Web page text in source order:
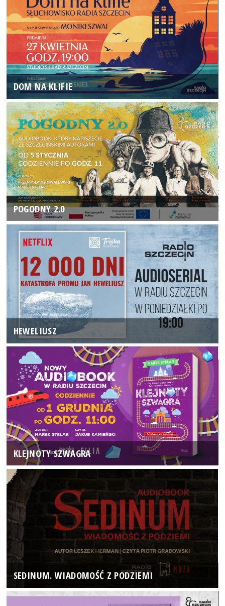
DOM NA KLIFIE
POGODNY 2.0
HEWELIUSZ
KLEJNOTY SZWAGRA
SEDINUM. WIADOMOŚĆ Z PODZIEMI